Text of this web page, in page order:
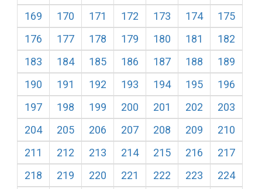
169
170 171 172 173 174
175
176
177 178 179 180 181
182
183
184 185 186 187 188
189
190
191 192 193 194 195
196
197
198 199 200 201 202
203
204
205 206 207 208 209
210
211
212 213 214 215 216
217
218
219 220 221 222 223
224